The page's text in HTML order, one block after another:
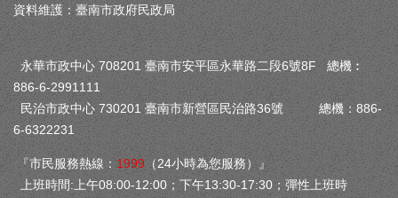
資料維護：臺南市政府民政局
永華市政中心 708201 臺南市安平區永華路二段6號8F 總機︰
886-6-2991111
民治市政中心 730201 臺南市新營區民治路36號 總機：886-
6-6322231
『市民服務熱線： 1999 （24小時為您服務）』
上班時間:上午08:00-12:00；下午13:30-17:30；彈性上班時